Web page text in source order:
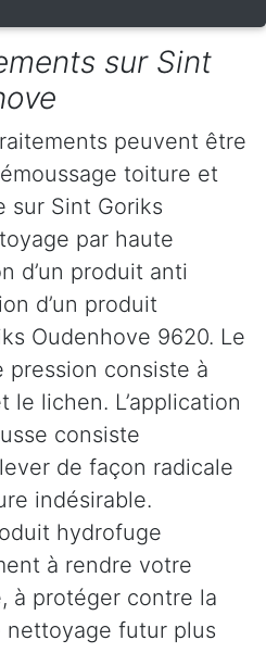
sur Sint
peuvent être
toiture et
sur Sint Goriks
par haute
d’un produit anti
d’un produit
Oudenhove 9620. Le
pression consiste à
le lichen. L’application
consiste
de façon radicale
indésirable.
hydrofuge
à rendre votre
à protéger contre la
nettoyage futur plus